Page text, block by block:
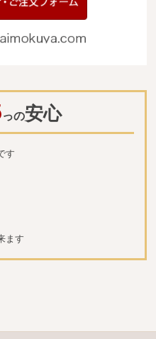
info@akita-
っの安心
す
ます